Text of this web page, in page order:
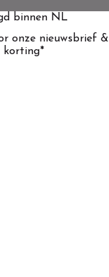
binnen NL
onze nieuwsbrief &
korting*